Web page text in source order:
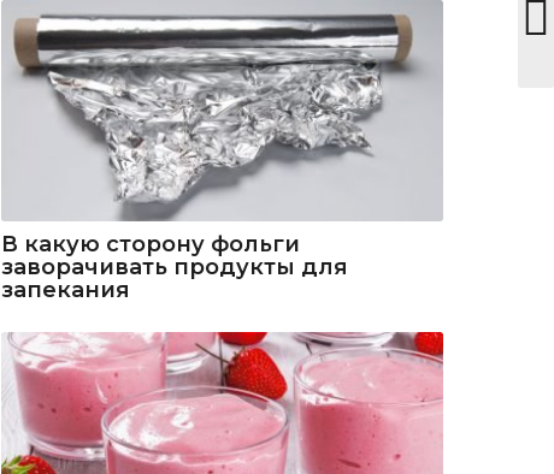
В какую сторону фольги
заворачивать продукты для
запекания